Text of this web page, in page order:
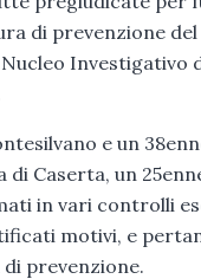
di prevenzione
Investigativo
e un
di Caserta, un
in vari controlli
motivi, e
prevenzione.